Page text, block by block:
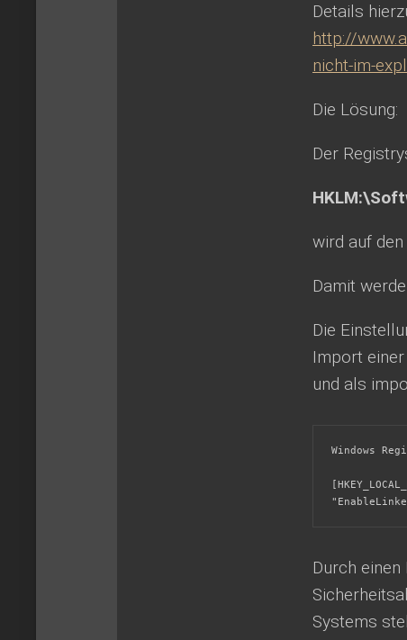
Details
http://
nicht-im-
Die Lösung:
Der
wird auf
Damit
Die
Import
und als
Windows
Durch
Systems